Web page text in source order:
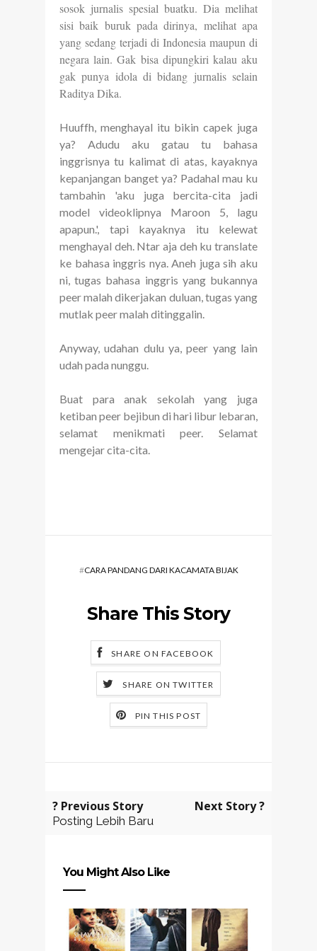
sosok jurnalis spesial buatku. Dia melihat
sisi baik buruk pada dirinya, melihat apa
yang sedang terjadi di Indonesia maupun di
negara lain. Gak bisa dipungkiri kalau aku
gak punya idola di bidang jurnalis selain
Raditya Dika.
Huuffh, menghayal itu bikin capek juga
ya? Adudu aku gatau tu bahasa
inggrisnya tu kalimat di atas, kayaknya
kepanjangan banget ya? Padahal mau ku
tambahin 'aku juga bercita-cita jadi
model videoklipnya Maroon 5, lagu
apapun.', tapi kayaknya itu kelewat
menghayal deh. Ntar aja deh ku translate
ke bahasa inggris nya.Aneh juga sih aku
ni, tugas bahasa inggris yang bukannya
peer malah dikerjakan duluan, tugas yang
mutlak peer malah ditinggalin.
Anyway, udahan dulu ya, peer yang lain
udah pada nunggu.
Buat para anak sekolah yang juga
ketiban peer bejibun di hari libur lebaran,
selamat menikmati peer. Selamat
mengejar cita-cita.
#CARA PANDANG DARI KACAMATA BIJAK
Share This Story
SHARE ON FACEBOOK
SHARE ON TWITTER
PIN THIS POST
? Previous Story
Posting Lebih Baru
Next Story ?
You Might Also Like